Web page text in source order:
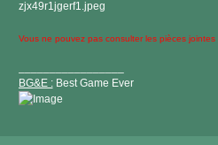
zjx49r1jgerf1.jpeg
Vous ne pouvez pas consulter les pièces
BG&E :Best Game Ever